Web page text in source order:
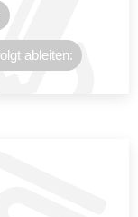
ableiten: